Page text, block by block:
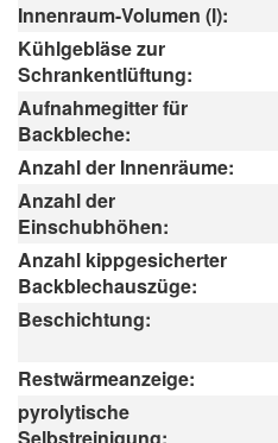
Innenraum-Volumen (l):
Kühlgebläse zur
Schrankentlüftung:
Aufnahmegitter für
Backbleche:
Anzahl der Innenräume:
Anzahl der
Einschubhöhen:
Anzahl kippgesicherter
Backblechauszüge:
Beschichtung:
Restwärmeanzeige:
pyrolytische
Selbstreinigung: